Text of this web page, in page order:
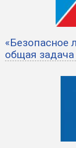
«Безопасное
общая задача